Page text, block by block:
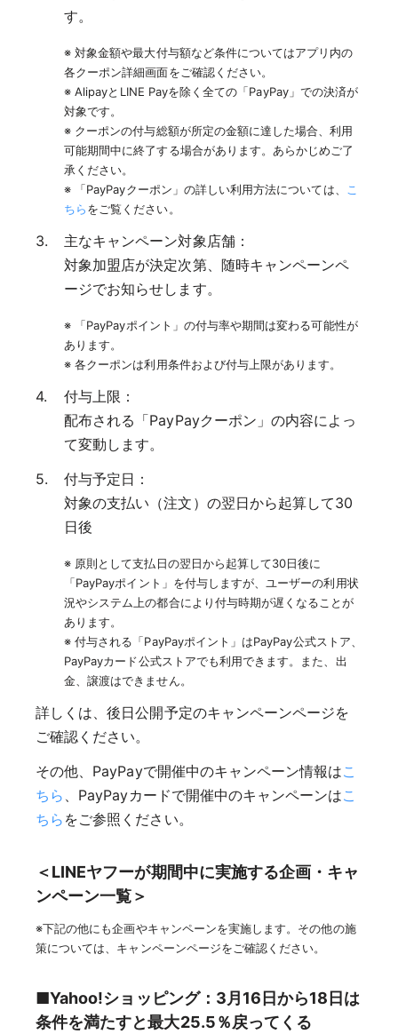
す。
※ 対象金額や最大付与額など条件についてはアプリ内の
各クーポン詳細画面をご確認ください。
※ AlipayとLINE Payを除く全ての「PayPay」での決済が
対象です。
※ クーポンの付与総額が所定の金額に達した場合、利用
可能期間中に終了する場合があります。あらかじめご了
承ください。
※ 「PayPayクーポン」の詳しい利用方法については、
こ
ちらをご覧ください。
主なキャンペーン対象店舗：
対象加盟店が決定次第、随時キャンペーンペ
ージでお知らせします。
※ 「PayPayポイント」の付与率や期間は変わる可能性が
あります。
※ 各クーポンは利用条件および付与上限があります。
付与上限：
配布される「PayPayクーポン」の内容によっ
て変動します。
付与予定日：
対象の支払い（注文）の翌日から起算して30
日後
※ 原則として支払日の翌日から起算して30日後に
「PayPayポイント」を付与しますが、ユーザーの利用状
況やシステム上の都合により付与時期が遅くなることが
あります。
※ 付与される「PayPayポイント」はPayPay公式ストア、
PayPayカード公式ストアでも利用できます。また、出
金、譲渡はできません。
詳しくは、後日公開予定のキャンペーンページを
ご確認ください。
その他、PayPayで開催中のキャンペーン情報はこ
ちら 、PayPayカードで開催中のキャンペーンはこ
ちら をご参照ください。
＜LINEヤフーが期間中に実施する企画・キャ
ンペーン一覧＞
※下記の他にも企画やキャンペーンを実施します。その他の施
策については、キャンペーンページをご確認ください。
■Yahoo!ショッピング：3月16日から18日は
条件を満たすと最大25.5％戻ってくる